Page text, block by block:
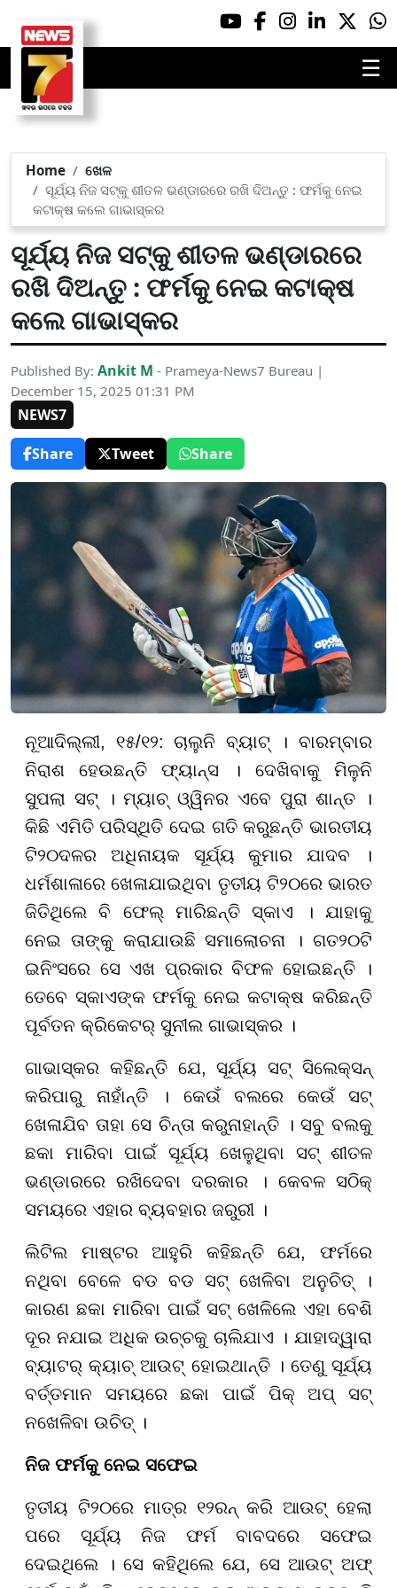
☰
Home
ଖେଳ
ସୂର୍ଯ୍ୟ ନିଜ ସଟ୍‌କୁ ଶୀତଳ ଭଣ୍ଡାରରେ ରଖି ଦିଅନ୍ତୁ : ଫର୍ମକୁ ନେଇ
କଟାକ୍ଷ କଲେ ଗାଭାସ୍କର
ସୂର୍ଯ୍ୟ ନିଜ ସଟ୍‌କୁ ଶୀତଳ ଭଣ୍ଡାରରେ
ରଖି ଦିଅନ୍ତୁ : ଫର୍ମକୁ ନେଇ କଟାକ୍ଷ
କଲେ ଗାଭାସ୍କର
Published By: Ankit M - Prameya-News7 Bureau |
December 15, 2025 01:31 PM
NEWS7
Share
Tweet Share
ନୂଆଦିଲ୍ଲୀ, ୧୫/୧୨:ଚାଲୁନି ବ୍ୟାଟ୍ । ବାରମ୍ବାର
ନିରାଶ ହେଉଛନ୍ତି ଫ୍ୟାନ୍ସ । ଦେଖିବାକୁ ମିଳୁନି
ସୁପଲା ସଟ୍ । ମ୍ୟାଚ୍ ଓ୍ୱିନର ଏବେ ପୁରା ଶାନ୍ତ ।
କିଛି ଏମିତି ପରିସ୍ଥିତି ଦେଇ ଗତି କରୁଛନ୍ତି ଭାରତୀୟ
ଟି୨୦ଦଳର ଅଧିନାୟକ ସୂର୍ଯ୍ୟ କୁମାର ଯାଦବ ।
ଧର୍ମଶାଳାରେ ଖେଳାଯାଇଥିବା ତୃତୀୟ ଟି୨୦ରେ ଭାରତ
ଜିତିଥିଲେ ବି ଫେଲ୍ ମାରିଛନ୍ତି ସ୍କାଏ । ଯାହାକୁ
ନେଇ ତାଙ୍କୁ କରାଯାଉଛି ସମାଲୋଚନା । ଗତ୨୦ଟି
ଇନିଂସରେ ସେ ଏଖ ପ୍ରକାର ବିଫଳ ହୋଇଛନ୍ତି ।
ତେବେ ସ୍କାଏଙ୍କ ଫର୍ମକୁ ନେଇ କଟାକ୍ଷ କରିଛନ୍ତି
ପୂର୍ବତନ କ୍ରିକେଟର୍ ସୁନୀଲ ଗାଭାସ୍କର ।
ଗାଭାସ୍କର କହିଛନ୍ତି ଯେ, ସୂର୍ଯ୍ୟ ସଟ୍ ସିଲେକ୍ସନ୍
କରିପାରୁ ନାହାଁନ୍ତି । କେଉଁ ବଲରେ କେଉଁ ସଟ୍
ଖେଳାଯିବ ତାହା ସେ ଚିନ୍ତା କରୁନାହାନ୍ତି । ସବୁ ବଲକୁ
ଛକା ମାରିବା ପାଇଁ ସୂର୍ଯ୍ୟ ଖେଳୁଥିବା ସଟ୍ ଶୀତଳ
ଭଣ୍ଡାରରେ ରଖିଦେବା ଦରକାର । କେବଳ ସଠିକ୍
ସମୟରେ ଏହାର ବ୍ୟବହାର ଜରୁରୀ ।
ଲିଟିଲ ମାଷ୍ଟର ଆହୁରି କହିଛନ୍ତି ଯେ, ଫର୍ମରେ
ନଥିବା ବେଳେ ବଡ ବଡ ସଟ୍ ଖେଳିବା ଅନୁଚିତ୍ ।
କାରଣ ଛକା ମାରିବା ପାଇଁ ସଟ୍ ଖେଳିଲେ ଏହା ବେଶି
ଦୂର ନଯାଇ ଅଧିକ ଉଚ୍ଚକୁ ଚାଲିଯାଏ । ଯାହାଦ୍ୱାରା
ବ୍ୟାଟର୍ କ୍ୟାଚ୍ ଆଉଟ୍ ହୋଇଥାନ୍ତି । ତେଣୁ ସୂର୍ଯ୍ୟ
ବର୍ତ୍ତମାନ ସମୟରେ ଛକା ପାଇଁ ପିକ୍ ଅପ୍ ସଟ୍
ନଖେଳିବା ଉଚିତ୍ ।
ନିଜ ଫର୍ମକୁ ନେଇ ସଫେଇ
ତୃତୀୟ ଟି୨୦ରେ ମାତ୍ର ୧୨ରନ୍ କରି ଆଉଟ୍ ହେଲା
ପରେ ସୂର୍ଯ୍ୟ ନିଜ ଫର୍ମ ବାବଦରେ ସଫେଇ
ଦେଇଥିଲେ । ସେ କହିଥିଲେ ଯେ, ସେ ଆଉଟ୍ ଅଫ୍